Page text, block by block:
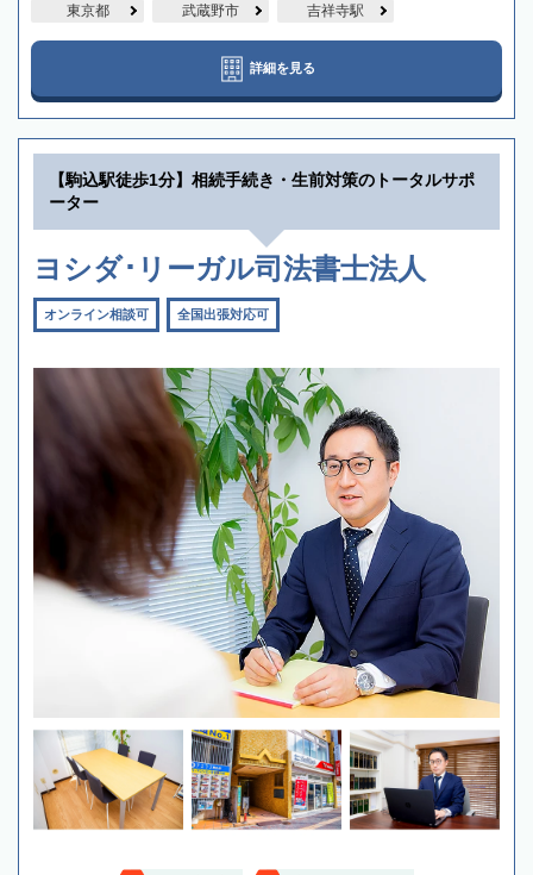
東京都 武蔵野市 吉祥寺駅
詳細を見る
【駒込駅徒歩1分】相続手続き・生前対策のトータルサポ
ーター
ヨシダ･リーガル司法書士法人
オンライン相談可 全国出張対応可